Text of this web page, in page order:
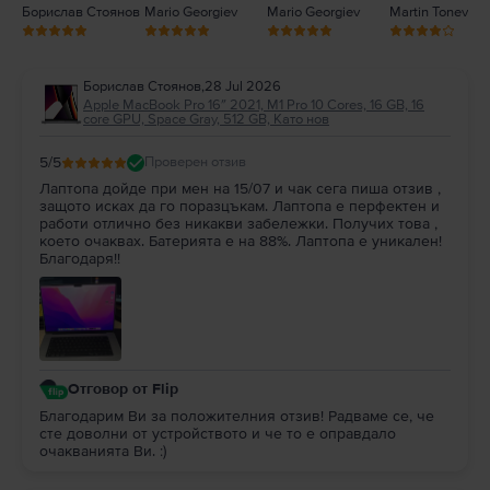
Борислав Стоянов Mario Georgiev Mario Georgiev Martin Tonev
Борислав Стоянов,28 Jul 2026
Apple MacBook Pro 16″ 2021, M1 Pro 10 Cores, 16 GB, 16
core GPU, Space Gray, 512 GB, Като нов
5/5 Проверен отзив
Лаптопа дойде при мен на 15/07 и чак сега пиша отзив ,
защото исках да го поразцъкам. Лаптопа е перфектен и
работи отлично без никакви забележки. Получих това ,
което очаквах. Батерията е на 88%. Лаптопа е уникален!
Благодаря!!
Отговор от Flip
Благодарим Ви за положителния отзив! Радваме се, че
сте доволни от устройството и че то е оправдало
очакванията Ви. :)